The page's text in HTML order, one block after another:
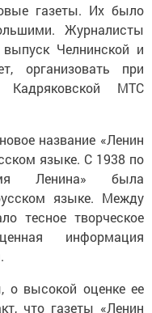
газеты. Их было
Журналисты
Челнинской и
организовать при
Кадряковской МТС
название «Ленин
языке. С 1938 по
Ленина» была
языке. Между
тесное творческое
информация
о высокой оценке ее
что газеты «Ленин